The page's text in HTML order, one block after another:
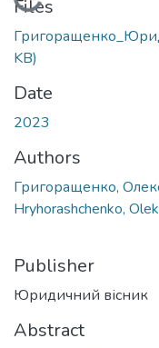
Loading...
Files
KB)
Date
2023
Authors
Григоращенко,
Hryhorashchenko,
Publisher
Юридичний вісник
Abstract